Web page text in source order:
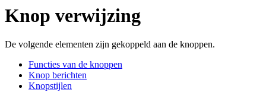
Knop verwijzing
De volgende elementen zijn gekoppeld aan de knoppen.
Functies van de knoppen
Knop berichten
Knopstijlen